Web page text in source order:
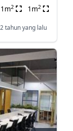
1m2 1m2
2 tahun yang lalu